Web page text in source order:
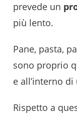
prevede un
più lento.
Pane, pasta,
sono proprio
e all’interno
Rispetto a